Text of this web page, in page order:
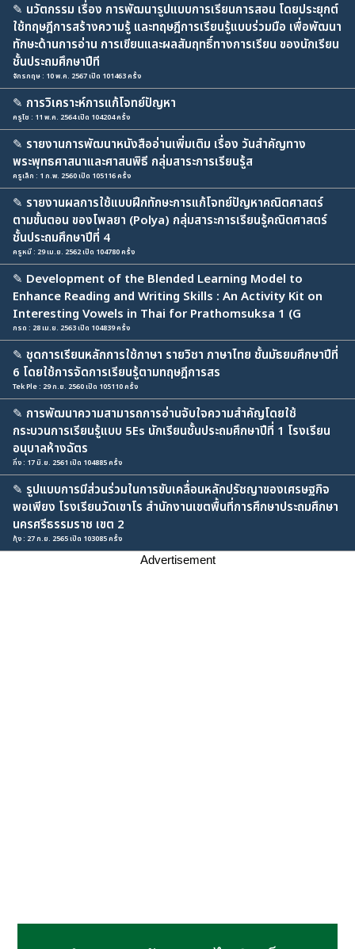
✎ นวัตกรรม เรื่อง การพัฒนารูปแบบการเรียนการสอน โดยประยุกต์
ใช้ทฤษฎีการสร้างความรู้ และทฤษฎีการเรียนรู้แบบร่วมมือ เพื่อพัฒนา
ทักษะด้านการอ่าน การเขียนและผลสัมฤทธิ์ทางการเรียน ของนักเรียน
ชั้นประถมศึกษาปีที
จักรกฤษ : 10 พ.ค. 2567 เปิด 101463 ครั้ง
✎ การวิเคราะห์การแก้โจทย์ปัญหา
ครูโช : 11 พ.ค. 2564 เปิด 104204 ครั้ง
✎ รายงานการพัฒนาหนังสืออ่านเพิ่มเติม เรื่อง วันสำคัญทาง
พระพุทธศาสนาและศาสนพิธี กลุ่มสาระการเรียนรู้ส
ครูเล็ก : 1 ก.พ. 2560 เปิด 105116 ครั้ง
✎ รายงานผลการใช้แบบฝึกทักษะการแก้โจทย์ปัญหาคณิตศาสตร์
ตามขั้นตอน ของโพลยา (Polya) กลุ่มสาระการเรียนรู้คณิตศาสตร์
ชั้นประถมศึกษาปีที่ 4
ครูหมี : 29 เม.ย. 2562 เปิด 104780 ครั้ง
✎ Development of the Blended Learning Model to
Enhance Reading and Writing Skills : An Activity Kit on
Interesting Vowels in Thai for Prathomsuksa 1 (G
กรด : 28 เม.ย. 2563 เปิด 104839 ครั้ง
✎ ชุดการเรียนหลักการใช้ภาษา รายวิชา ภาษาไทย ชั้นมัธยมศึกษาปีที่
6 โดยใช้การจัดการเรียนรู้ตามทฤษฎีการสร
Tek Ple : 29 ก.ย. 2560 เปิด 105110 ครั้ง
✎ การพัฒนาความสามารถการอ่านจับใจความสำคัญโดยใช้
กระบวนการเรียนรู้แบบ 5Es นักเรียนชั้นประถมศึกษาปีที่ 1 โรงเรียน
อนุบาลห้างฉัตร
กิ่ง : 17 มิ.ย. 2561 เปิด 104885 ครั้ง
✎ รูปแบบการมีส่วนร่วมในการขับเคลื่อนหลักปรัชญาของเศรษฐกิจ
พอเพียง โรงเรียนวัดเขาโร สำนักงานเขตพื้นที่การศึกษาประถมศึกษา
นครศรีธรรมราช เขต 2
กุ้ง : 27 ก.ย. 2565 เปิด 103085 ครั้ง
Advertisement